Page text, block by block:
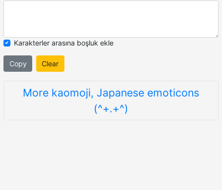
Karakterler arasına boşluk ekle
Copy Clear
More kaomoji, Japanese emoticons
(^+.+^)